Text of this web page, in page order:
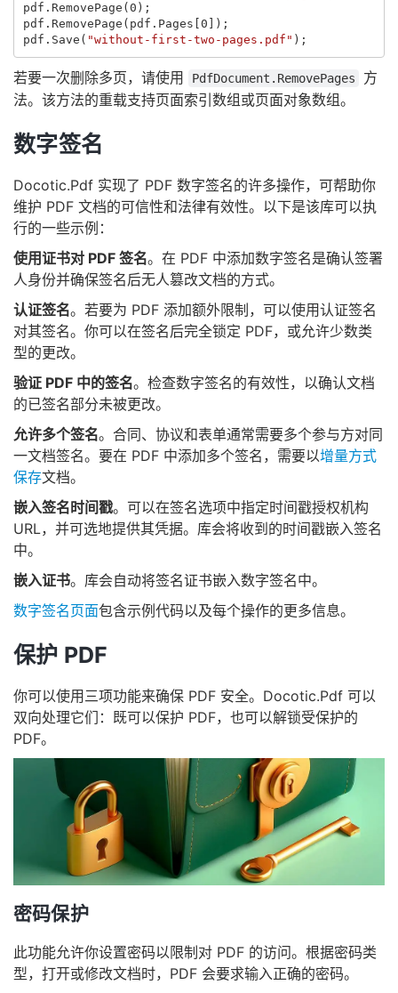
pdf . RemovePage ( 0 );
pdf . RemovePage ( pdf . Pages 0 ]);
pdf . Save ( "without-first-two-pages.pdf" );
若要一次删除多页，请使用 PdfDocument.RemovePages
方
法。该方法的重载支持页面索引数组或页面对象数组。
数字签名
Docotic.Pdf 实现了 PDF 数字签名的许多操作，可帮助你
维护 PDF 文档的可信性和法律有效性。以下是该库可以执
行的一些示例：
使用证书对 PDF 签名。在 PDF 中添加数字签名是确认签署
人身份并确保签名后无人篡改文档的方式。
认证签名。若要为 PDF 添加额外限制，可以使用认证签名
对其签名。你可以在签名后完全锁定 PDF，或允许少数类
型的更改。
验证 PDF 中的签名。检查数字签名的有效性，以确认文档
的已签名部分未被更改。
允许多个签名。合同、协议和表单通常需要多个参与方对同
一文档签名。要在 PDF 中添加多个签名，需要以增量方式
保存文档。
嵌入签名时间戳。可以在签名选项中指定时间戳授权机构
URL，并可选地提供其凭据。库会将收到的时间戳嵌入签名
中。
嵌入证书。库会自动将签名证书嵌入数字签名中。
数字签名页面包含示例代码以及每个操作的更多信息。
保护 PDF
你可以使用三项功能来确保 PDF 安全。Docotic.Pdf 可以
双向处理它们：既可以保护 PDF，也可以解锁受保护的
PDF。
密码保护
此功能允许你设置密码以限制对 PDF 的访问。根据密码类
型，打开或修改文档时，PDF 会要求输入正确的密码。